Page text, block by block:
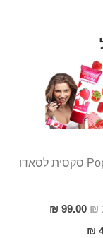
מחיר
מבצע
99.00 ₪